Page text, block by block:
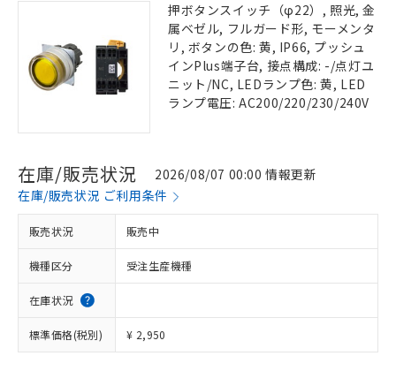
押ボタンスイッチ（φ22）, 照光, 金
属ベゼル, フルガード形, モーメンタ
リ, ボタンの色: 黄, IP66, プッシュ
インPlus端子台, 接点構成: -/点灯ユ
ニット/NC, LEDランプ色: 黄, LED
ランプ電圧: AC200/220/230/240V
在庫/販売状況
2026/08/07 00:00 情報更新
在庫/販売状況 ご利用条件
販売状況 販売中
機種区分 受注生産機種
在庫状況
標準価格(税別) ¥ 2,950